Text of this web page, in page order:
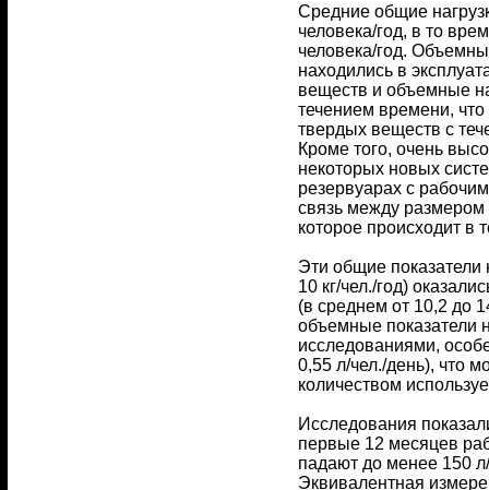
Средние общие
человека/год, в то
человека/год.
находились в
веществ и объемные
течением времени,
твердых веществ с
Кроме того, очень
некоторых новых
резервуарах с
связь между
которое происходит в
Эти общие показатели
10 кг/чел./год)
(в среднем от 10,2 до
объемные показатели
исследованиями,
0,55 л/чел./день), что
количеством
Исследования
первые 12 месяцев
падают до менее 150
Эквивалентная